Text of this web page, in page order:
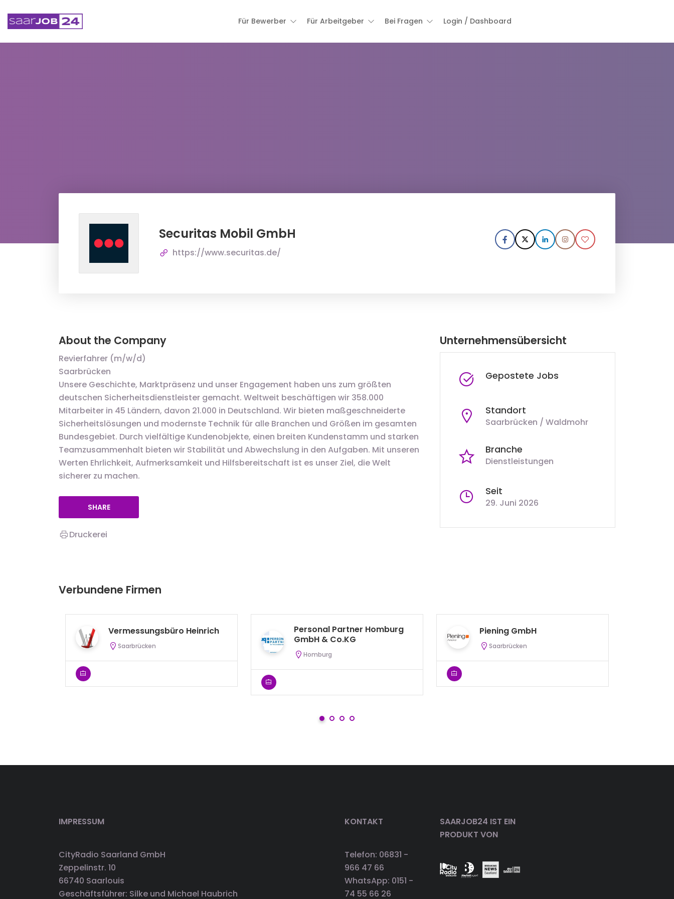
Für Bewerber Für Arbeitgeber Bei Fragen Login / Dashboard
Securitas Mobil GmbH
https://www.securitas.de/
About the Company
Revierfahrer (m/w/d)
Saarbrücken
Unsere Geschichte, Marktpräsenz und unser Engagement haben uns zum größten
deutschen Sicherheitsdienstleister gemacht. Weltweit beschäftigen wir 358.000
Mitarbeiter in 45 Ländern, davon 21.000 in Deutschland. Wir bieten maßgeschneiderte
Sicherheitslösungen und modernste Technik für alle Branchen und Größen im gesamten
Bundesgebiet. Durch vielfältige Kundenobjekte, einen breiten Kundenstamm und starken
Teamzusammenhalt bieten wir Stabilität und Abwechslung in den Aufgaben. Mit unseren
Werten Ehrlichkeit, Aufmerksamkeit und Hilfsbereitschaft ist es unser Ziel, die Welt
sicherer zu machen.
SHARE
Druckerei
Unternehmensübersicht
Gepostete Jobs
Standort
Saarbrücken / Waldmohr
Branche
Dienstleistungen
Seit
29. Juni 2026
Verbundene Firmen
Vermessungsbüro Heinrich
Saarbrücken
Personal Partner Homburg
GmbH & Co.KG
Homburg
Piening GmbH
Saarbrücken
IMPRESSUM
CityRadio Saarland GmbH
Zeppelinstr. 10
66740 Saarlouis
Geschäftsführer: Silke und Michael Haubrich
KONTAKT
Telefon: 06831 -
966 47 66
WhatsApp: 0151 -
74 55 66 26
SAARJOB24 IST EIN
PRODUKT VON